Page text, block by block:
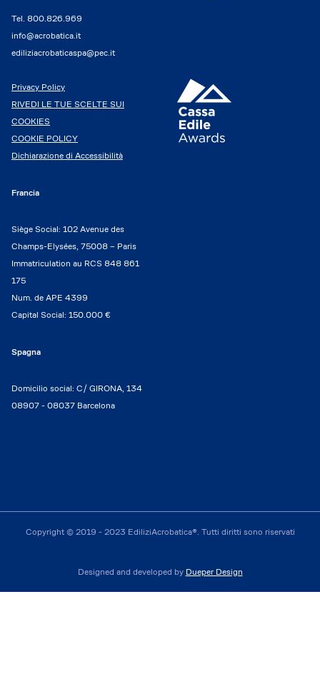
Tel. 800.826.969
info@acrobatica.it
ediliziacrobaticaspa@pec.it
Privacy Policy
RIVEDI LE TUE SCELTE SUI
COOKIES
COOKIE POLICY
Dichiarazione di Accessibilità
Francia
Siège Social: 102 Avenue des
Champs-Elysées, 75008 – Paris
Immatriculation au RCS 848 861
175
Num. de APE 4399
Capital Social: 150.000 €
Spagna
Domicilio social: C/ GIRONA, 134
08907 - 08037 Barcelona
Copyright © 2019 - 2023 EdiliziAcrobatica®. Tutti diritti sono riservati
Designed and developed by Dueper Design